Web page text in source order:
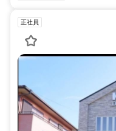
正社員